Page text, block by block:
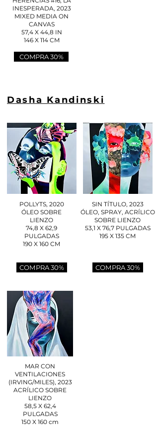
INESPERADA, 2023
MIXED MEDIA ON
CANVAS
57,4 X 44,8 IN
146 X 114 CM
COMPRA 30%
Dasha Kandinski
POLLYTS, 2020
ÓLEO SOBRE
LIENZO
74,8 X 62,9
PULGADAS
190 X 160 CM
COMPRA 30%
SIN TÍTULO, 2023
ÓLEO, SPRAY, ACRÍLICO
SOBRE LIENZO
53,1 X 76,7 PULGADAS
195 X 135 CM
COMPRA 30%
MAR CON
VENTILACIONES
(IRVING/MILES), 2023
ACRÍLICO SOBRE
LIENZO
58,5 X 62,4
PULGADAS
150 X 160 cm